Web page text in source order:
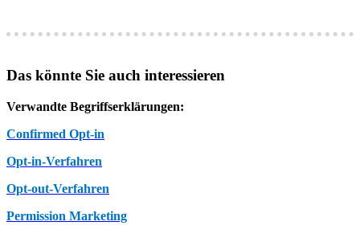
Das könnte Sie auch interessieren
Verwandte Begriffserklärungen:
Confirmed Opt-in
Opt-in-Verfahren
Opt-out-Verfahren
Permission Marketing